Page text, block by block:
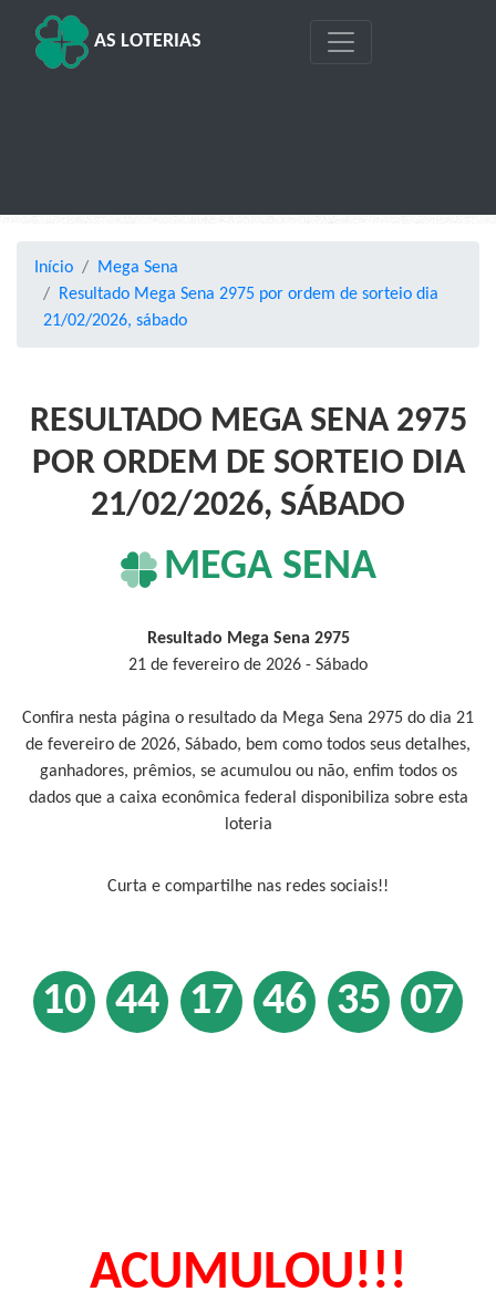
AS LOTERIAS
Início
Mega Sena
Resultado Mega Sena 2975 por ordem de sorteio dia
21/02/2026, sábado
RESULTADO MEGA SENA 2975
POR ORDEM DE SORTEIO DIA
21/02/2026, SÁBADO
MEGA SENA
Resultado Mega Sena 2975
21 de fevereiro de 2026 - Sábado
Confira nesta página o resultado da Mega Sena 2975 do dia 21
de fevereiro de 2026, Sábado, bem como todos seus detalhes,
ganhadores, prêmios, se acumulou ou não, enfim todos os
dados que a caixa econômica federal disponibiliza sobre esta
loteria
Curta e compartilhe nas redes sociais!!
10 44 17 46 35 07
ACUMULOU!!!